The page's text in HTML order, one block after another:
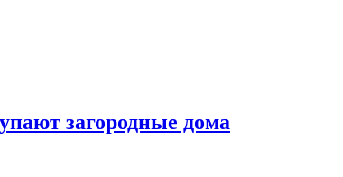
загородные дома